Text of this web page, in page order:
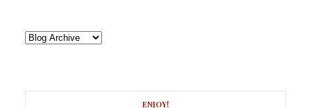
ENJOY!